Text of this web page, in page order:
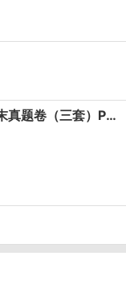
2026八年级下册历史期末真题卷（三套）PDF电子版下载